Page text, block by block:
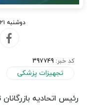
دوشنبه ۲۱ اردیبهشت ۱۴۰۵ - ۱۴:۵۰
کد خبر: 397749
تجهیزات پزشکی
رئیس اتحادیه